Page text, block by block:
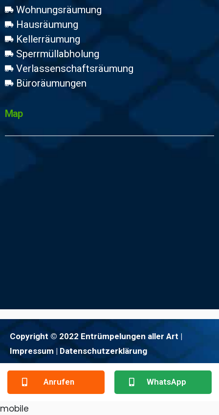
Wohnungsräumung
Hausräumung
Kellerräumung
Sperrmüllabholung
Verlassenschaftsräumung
Büroräumungen
Map
Copyright © 2022 Entrümpelungen aller Art |
Impressum | Datenschutzerklärung
Anrufen WhatsApp